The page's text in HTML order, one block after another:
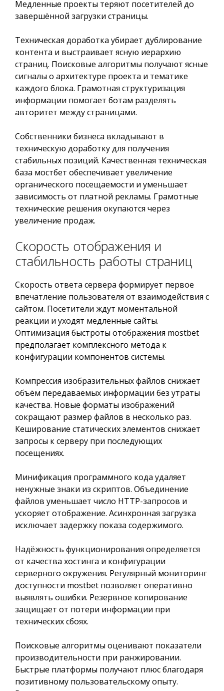
Медленные проекты теряют посетителей до
завершённой загрузки страницы.
Техническая доработка убирает дублирование
контента и выстраивает ясную иерархию
страниц. Поисковые алгоритмы получают ясные
сигналы о архитектуре проекта и тематике
каждого блока. Грамотная структуризация
информации помогает ботам разделять
авторитет между страницами.
Собственники бизнеса вкладывают в
техническую доработку для получения
стабильных позиций. Качественная техническая
база мостбет обеспечивает увеличение
органического посещаемости и уменьшает
зависимость от платной рекламы. Грамотные
технические решения окупаются через
увеличение продаж.
Скорость отображения и
стабильность работы страниц
Скорость ответа сервера формирует первое
впечатление пользователя от взаимодействия с
сайтом. Посетители ждут моментальной
реакции и уходят медленные сайты.
Оптимизация быстроты отображения mostbet
предполагает комплексного метода к
конфигурации компонентов системы.
Компрессия изобразительных файлов снижает
объём передаваемых информации без утраты
качества. Новые форматы изображений
сокращают размер файлов в несколько раз.
Кеширование статических элементов снижает
запросы к серверу при последующих
посещениях.
Минификация программного кода удаляет
ненужные знаки из скриптов. Объединение
файлов уменьшает число HTTP-запросов и
ускоряет отображение. Асинхронная загрузка
исключает задержку показа содержимого.
Надёжность функционирования определяется
от качества хостинга и конфигурации
серверного окружения. Регулярный мониторинг
доступности mostbet позволяет оперативно
выявлять ошибки. Резервное копирование
защищает от потери информации при
технических сбоях.
Поисковые алгоритмы оценивают показатели
производительности при ранжировании.
Быстрые платформы получают плюс благодаря
позитивному пользовательскому опыту.